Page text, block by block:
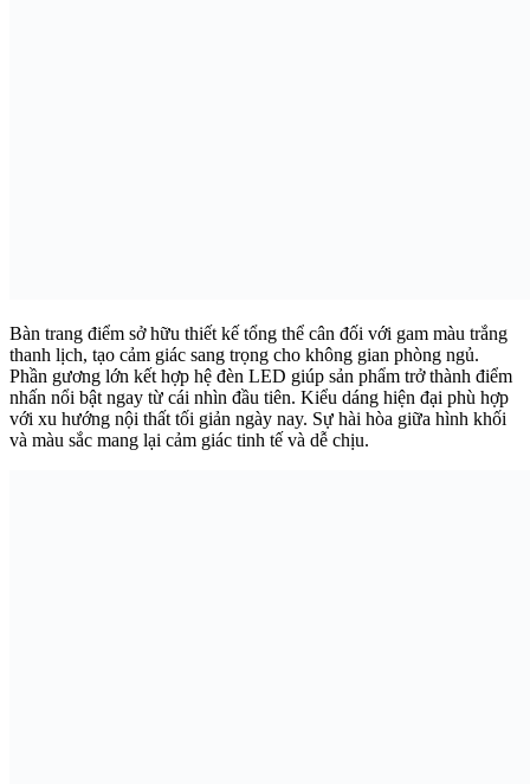
Bàn trang điểm sở hữu thiết kế tổng thể cân đối với gam màu trắng
thanh lịch, tạo cảm giác sang trọng cho không gian phòng ngủ.
Phần gương lớn kết hợp hệ đèn LED giúp sản phẩm trở thành điểm
nhấn nổi bật ngay từ cái nhìn đầu tiên. Kiểu dáng hiện đại phù hợp
với xu hướng nội thất tối giản ngày nay. Sự hài hòa giữa hình khối
và màu sắc mang lại cảm giác tinh tế và dễ chịu.